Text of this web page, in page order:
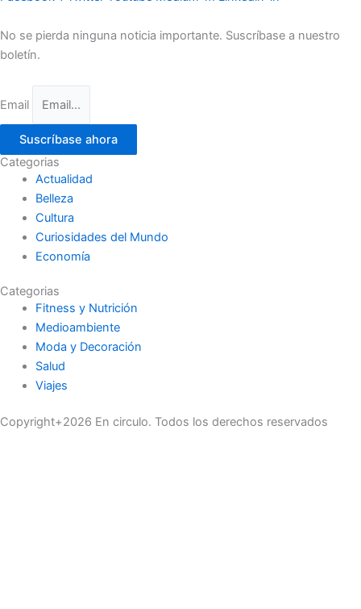
No se pierda ninguna noticia importante. Suscríbase a nuestro
boletín.
Email
Suscríbase ahora
Categorias
Actualidad
Belleza
Cultura
Curiosidades del Mundo
Economía
Categorias
Fitness y Nutrición
Medioambiente
Moda y Decoración
Salud
Viajes
Copyright+2026 En circulo. Todos los derechos reservados